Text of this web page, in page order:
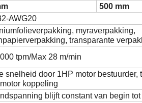
500 mm
AWG20
myraverpakking,
transparante
tpm/Max 28 m/min
snelheid door 1HP motor bestuurder,
koppeling
blijft constant van begin tot